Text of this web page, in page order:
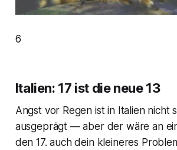
6
Italien: 17 ist die neue 13
Angst vor Regen ist in Italien nicht
ausgeprägt — aber der wäre an
den 17. auch dein kleineres